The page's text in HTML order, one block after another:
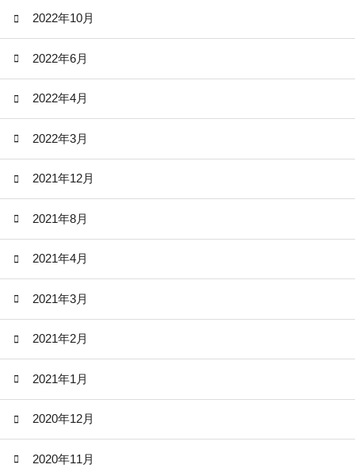
2022年10月
2022年6月
2022年4月
2022年3月
2021年12月
2021年8月
2021年4月
2021年3月
2021年2月
2021年1月
2020年12月
2020年11月